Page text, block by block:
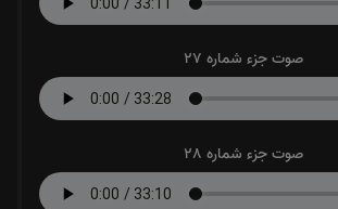
صوت جزء شماره 27
صوت جزء شماره 28